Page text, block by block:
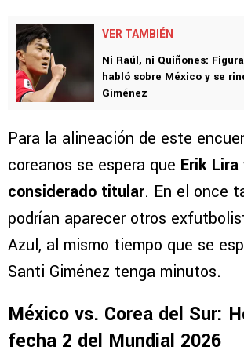
VER TAMBIÉN
Ni Raúl, ni Quiñones:
habló sobre México y se
Giménez
Para la alineación de este
coreanos se espera que Erik
considerado titular. En el once
podrían aparecer otros
Azul, al mismo tiempo que se
Santi Giménez tenga minutos.
México vs. Corea del Sur:
fecha 2 del Mundial 2026